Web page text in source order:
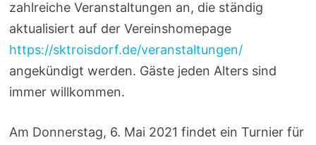
zahlreiche Veranstaltungen an, die ständig
aktualisiert auf der Vereinshomepage
https://sktroisdorf.de/veranstaltungen/
angekündigt werden. Gäste jeden Alters sind
immer willkommen.
Am Donnerstag, 6. Mai 2021 findet ein Turnier für